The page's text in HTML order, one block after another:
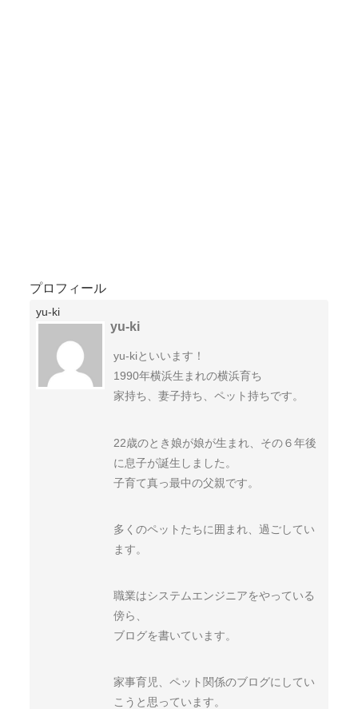
プロフィール
yu-ki
yu-ki
yu-kiといいます！
1990年横浜生まれの横浜育ち
家持ち、妻子持ち、ペット持ちです。
22歳のとき娘が娘が生まれ、その６年後
に息子が誕生しました。
子育て真っ最中の父親です。
多くのペットたちに囲まれ、過ごしてい
ます。
職業はシステムエンジニアをやっている
傍ら、
ブログを書いています。
家事育児、ペット関係のブログにしてい
こうと思っています。